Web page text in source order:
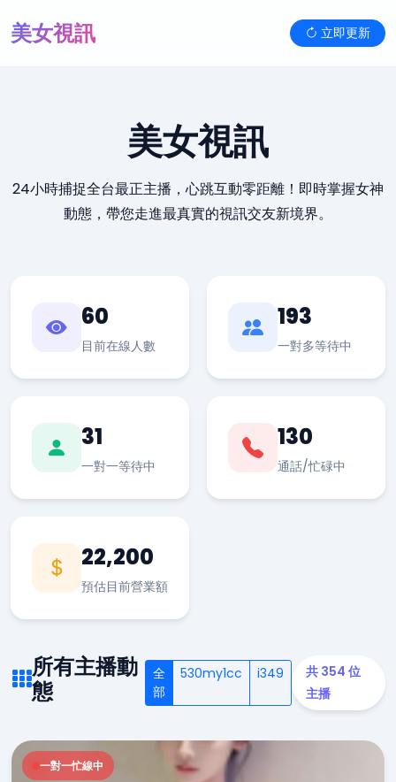
美女視訊 立即更新
美女視訊
24小時捕捉全台最正主播，心跳互動零距離！即時掌握女神
動態，帶您走進最真實的視訊交友新境界。
60
目前在線人數
193
一對多等待中
31
一對一等待中
130
通話/忙碌中
22,200
預估目前營業額
所有主播動
態
全
部
530my1cc i349
共 354 位
主播
一對一忙線中